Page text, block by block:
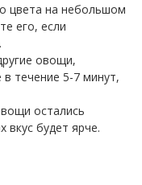
цвета на небольшом
его, если
овощи,
течение 5-7 минут,
остались
будет ярче.